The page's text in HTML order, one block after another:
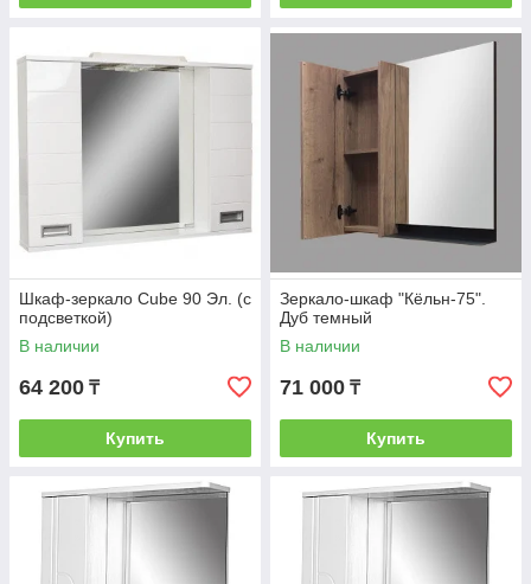
Шкаф-зеркало Cube 90 Эл. (с
подсветкой)
В наличии
64 200 ₸
Купить
Зеркало-шкаф "Кёльн-75".
Дуб темный
В наличии
71 000 ₸
Купить